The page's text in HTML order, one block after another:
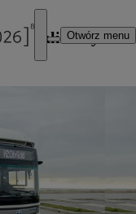
Otwórz menu
paliwowymi